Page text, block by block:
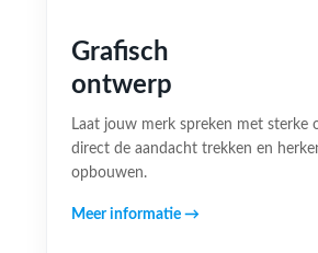
Grafisch
ontwerp
Laat jouw merk spreken met sterke
direct de aandacht trekken en
opbouwen.
Meer informatie →